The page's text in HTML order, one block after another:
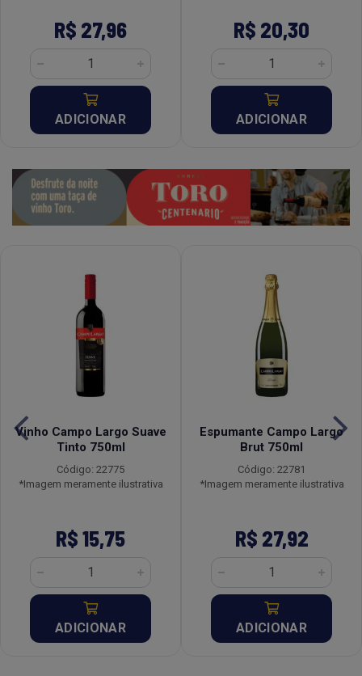
R$ 27,96
ADICIONAR
R$ 20,30
ADICIONAR
Vinho Campo Largo Suave
Tinto 750ml
Código: 22775
*Imagem meramente ilustrativa
R$ 15,75
ADICIONAR
Espumante Campo Largo
Brut 750ml
Código: 22781
*Imagem meramente ilustrativa
R$ 27,92
ADICIONAR